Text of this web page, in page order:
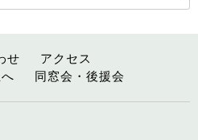
せ
アクセス
同窓会・後援会